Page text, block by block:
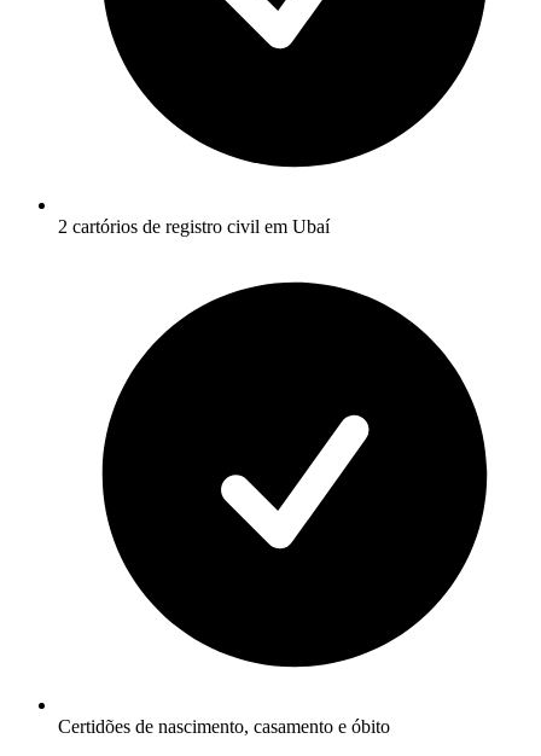
2 cartórios de registro civil em Ubaí
Certidões de nascimento, casamento e óbito